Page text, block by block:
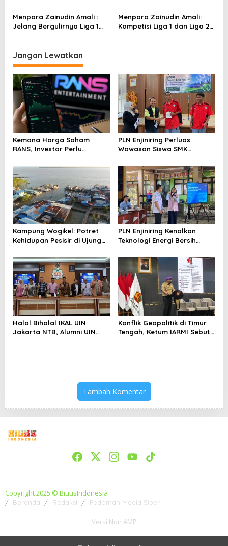
Menpora Zainudin Amali :
Jelang Bergulirnya Liga 1
Menpora Zainudin Amali:
Kompetisi Liga 1 dan Liga 2
Jangan Lewatkan
Kemana Harga Saham
RANS, Investor Perlu
Menghindari Spekulasi
Berlebihan
PLN Enjiniring Perluas
Wawasan Siswa SMK
Perubahan Iklim
Kampung Wogikel: Potret
Kehidupan Pesisir di Ujung
Bertahan di Tengah
Keterbatasan
PLN Enjiniring Kenalkan
Teknologi Energi Bersih
Halal Bihalal IKAL UIN
Jakarta NTB, Alumni UIN
Konflik Geopolitik di Timur
Tengah, Ketum IARMI Sebut
Tambah Komentar
Copyright 2025 © BiuusIndonesia
Beranda Redaksi Pedoman Media Siber
Versi Non AMP